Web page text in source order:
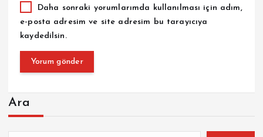
Daha sonraki yorumlarımda kullanılması için adım,
e-posta adresim ve site adresim bu tarayıcıya
kaydedilsin.
Ara